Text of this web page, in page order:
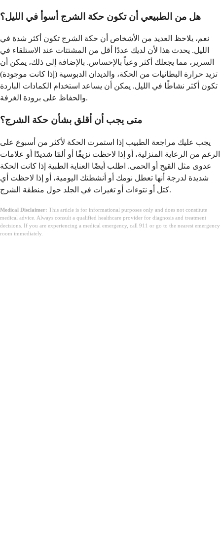
هل من الطبيعي أن تكون حكة الشرج أسوأ في الليل؟
نعم، يلاحظ العديد من الأشخاص أن حكة الشرج تكون أكثر شدة في
الليل. يحدث هذا لأن لديك عددًا أقل من المشتتات عند الاستلقاء في
السرير، مما يجعلك أكثر وعياً بالإحساس. بالإضافة إلى ذلك، يمكن أن
تزيد حرارة البطانيات من الحكة، والديدان الدبوسية (إذا كانت موجودة)
تكون أكثر نشاطًا في الليل. يمكن أن يساعد استخدام الكمادات الباردة
والحفاظ على برودة الغرفة.
متى يجب أن أقلق بشأن حكة الشرج؟
يجب عليك مراجعة الطبيب إذا استمرت الحكة لأكثر من أسبوع على
الرغم من الرعاية المنزلية، أو إذا لاحظت نزيفًا أو ألمًا شديدًا أو علامات
عدوى مثل القيح أو الحمى. اطلب أيضًا العناية الطبية إذا كانت الحكة
شديدة لدرجة أنها تعطل نومك أو أنشطتك اليومية، أو إذا لاحظت أي
كتل أو نتوءات أو تغيرات في الجلد حول منطقة الشرج.
Medical Disclaimer: This article is for informational purposes only and does not constitute
medical advice. Always consult a qualified healthcare provider for diagnosis and treatment
decisions. If you are experiencing a medical emergency, call 911 or go to the nearest emergency
room immediately.